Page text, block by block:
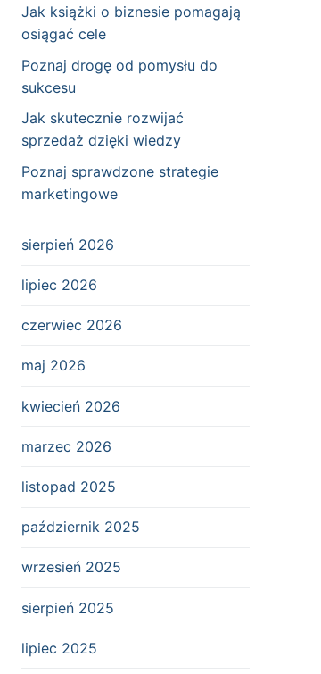
Jak książki o biznesie pomagają
osiągać cele
Poznaj drogę od pomysłu do
sukcesu
Jak skutecznie rozwijać
sprzedaż dzięki wiedzy
Poznaj sprawdzone strategie
marketingowe
sierpień 2026
lipiec 2026
czerwiec 2026
maj 2026
kwiecień 2026
marzec 2026
listopad 2025
październik 2025
wrzesień 2025
sierpień 2025
lipiec 2025